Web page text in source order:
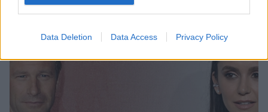
Data Deletion Data Access Privacy Policy